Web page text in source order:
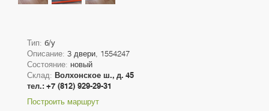
Тип: б/у
Описание: 3 двери, 1554247
Состояние: новый
Склад: Волхонское ш., д. 45
тел.: +7 (812) 929-29-31
Построить маршрут